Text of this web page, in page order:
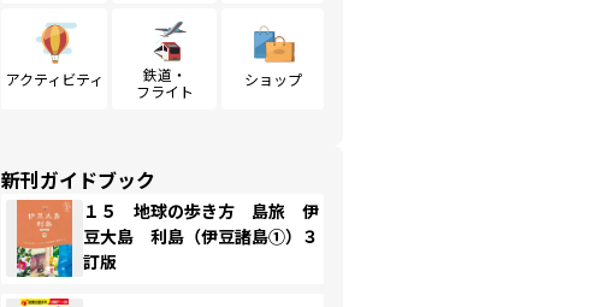
アクティビティ
鉄道・
フライト
ショップ
新刊ガイドブック
１５ 地球の歩き方 島旅 伊
豆大島 利島（伊豆諸島①）３
訂版